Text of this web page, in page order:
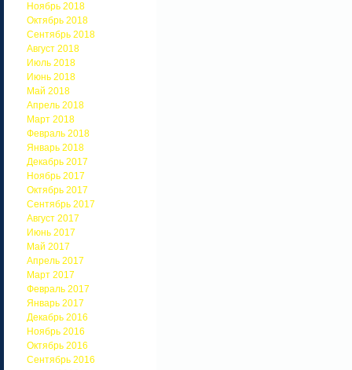
Ноябрь 2018
Октябрь 2018
Сентябрь 2018
Август 2018
Июль 2018
Июнь 2018
Май 2018
Апрель 2018
Март 2018
Февраль 2018
Январь 2018
Декабрь 2017
Ноябрь 2017
Октябрь 2017
Сентябрь 2017
Август 2017
Июнь 2017
Май 2017
Апрель 2017
Март 2017
Февраль 2017
Январь 2017
Декабрь 2016
Ноябрь 2016
Октябрь 2016
Сентябрь 2016